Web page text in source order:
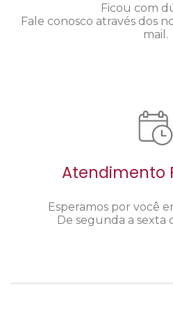
Ficou com
Fale conosco através dos
mail.
Atendimento
Esperamos por você
De segunda a sexta